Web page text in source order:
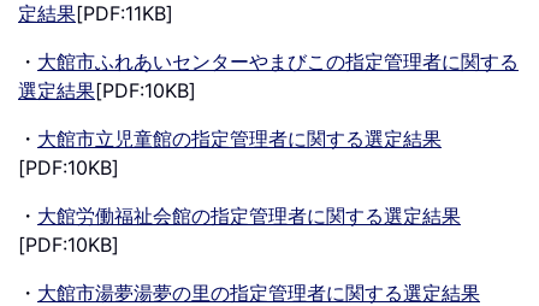
定結果[PDF:11KB]
・ 大館市ふれあいセンターやまびこの指定管理者に関する
選定結果[PDF:10KB]
・ 大館市立児童館の指定管理者に関する選定結果
[PDF:10KB]
・ 大館労働福祉会館の指定管理者に関する選定結果
[PDF:10KB]
・ 大館市湯夢湯夢の里の指定管理者に関する選定結果